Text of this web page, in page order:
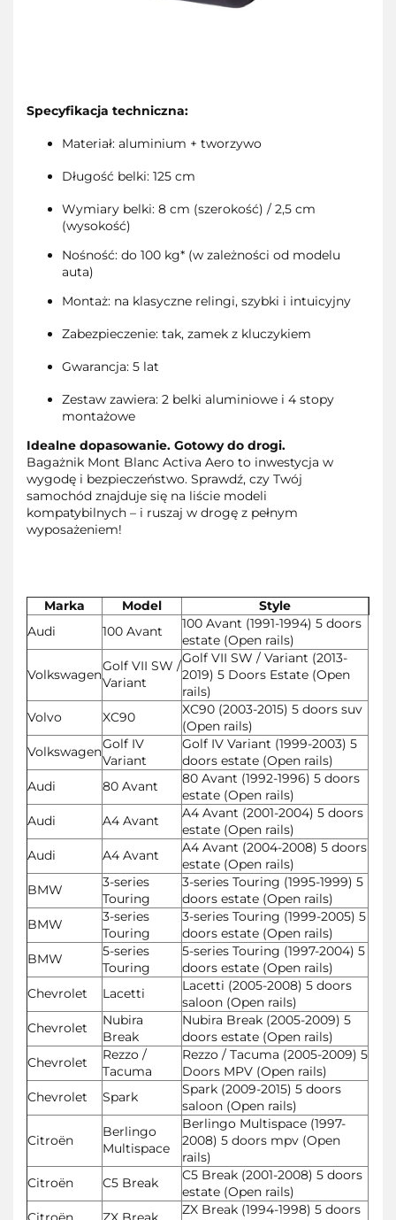
Specyfikacja techniczna:
Materiał: aluminium + tworzywo
Długość belki: 125 cm
Wymiary belki: 8 cm (szerokość) / 2,5 cm
(wysokość)
Nośność: do 100 kg* (w zależności od modelu
auta)
Montaż: na klasyczne relingi, szybki i intuicyjny
Zabezpieczenie: tak, zamek z kluczykiem
Gwarancja: 5 lat
Zestaw zawiera: 2 belki aluminiowe i 4 stopy
montażowe
Idealne dopasowanie. Gotowy do drogi.
Bagażnik Mont Blanc Activa Aero to inwestycja w
wygodę i bezpieczeństwo. Sprawdź, czy Twój
samochód znajduje się na liście modeli
kompatybilnych – i ruszaj w drogę z pełnym
wyposażeniem!
Marka Model
Style
Audi
100 Avant
100 Avant (1991-1994) 5 doors
estate (Open rails)
Volkswagen
Golf VII SW /
Variant
Golf VII SW / Variant (2013-
2019) 5 Doors Estate (Open
rails)
Volvo
XC90
XC90 (2003-2015) 5 doors suv
(Open rails)
VolkswagenGolf IV
Variant
Golf IV Variant (1999-2003) 5
doors estate (Open rails)
Audi
80 Avant
80 Avant (1992-1996) 5 doors
estate (Open rails)
Audi
A4 Avant
A4 Avant (2001-2004) 5 doors
estate (Open rails)
Audi
A4 Avant
A4 Avant (2004-2008) 5 doors
estate (Open rails)
BMW
3-series
Touring
3-series Touring (1995-1999) 5
doors estate (Open rails)
BMW
3-series
Touring
3-series Touring (1999-2005) 5
doors estate (Open rails)
BMW
5-series
Touring
5-series Touring (1997-2004) 5
doors estate (Open rails)
Chevrolet
Lacetti
Lacetti (2005-2008) 5 doors
saloon (Open rails)
Chevrolet
Nubira
Break
Nubira Break (2005-2009) 5
doors estate (Open rails)
Chevrolet
Rezzo /
Tacuma
Rezzo / Tacuma (2005-2009) 5
Doors MPV (Open rails)
Chevrolet
Spark
Spark (2009-2015) 5 doors
saloon (Open rails)
Citroën
Berlingo
Multispace
Berlingo Multispace (1997-
2008) 5 doors mpv (Open
rails)
Citroën
C5 Break
C5 Break (2001-2008) 5 doors
estate (Open rails)
ZX Break (1994-1998) 5 doors